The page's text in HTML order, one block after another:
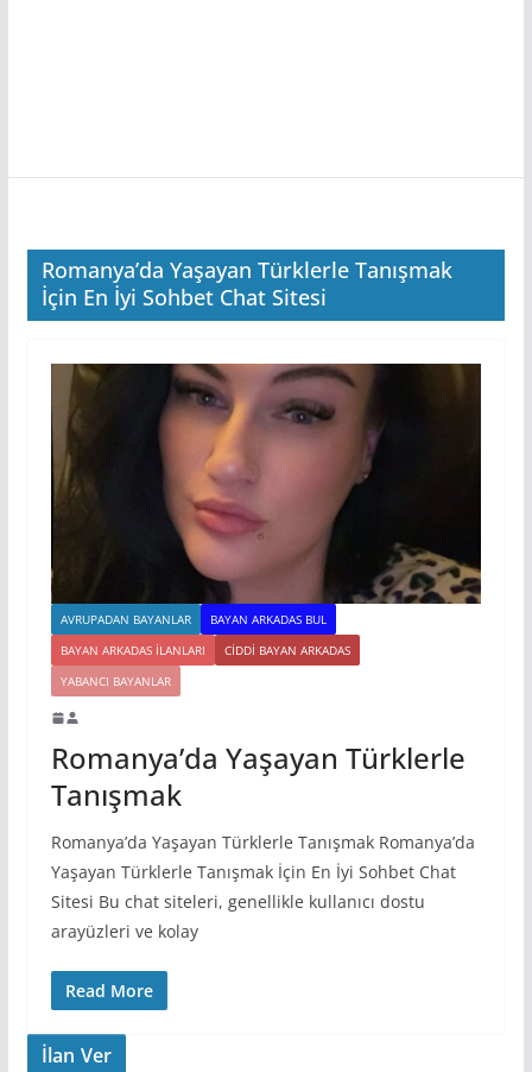
Romanya’da Yaşayan Türklerle Tanışmak
İçin En İyi Sohbet Chat Sitesi
AVRUPADAN BAYANLAR
BAYAN ARKADAS BUL
BAYAN ARKADAS ILANLARI
CIDDI BAYAN ARKADAS
YABANCI BAYANLAR
Romanya’da Yaşayan Türklerle
Tanışmak
Romanya’da Yaşayan Türklerle Tanışmak Romanya’da
Yaşayan Türklerle Tanışmak İçin En İyi Sohbet Chat
Sitesi Bu chat siteleri, genellikle kullanıcı dostu
arayüzleri ve kolay
Read More
İlan Ver